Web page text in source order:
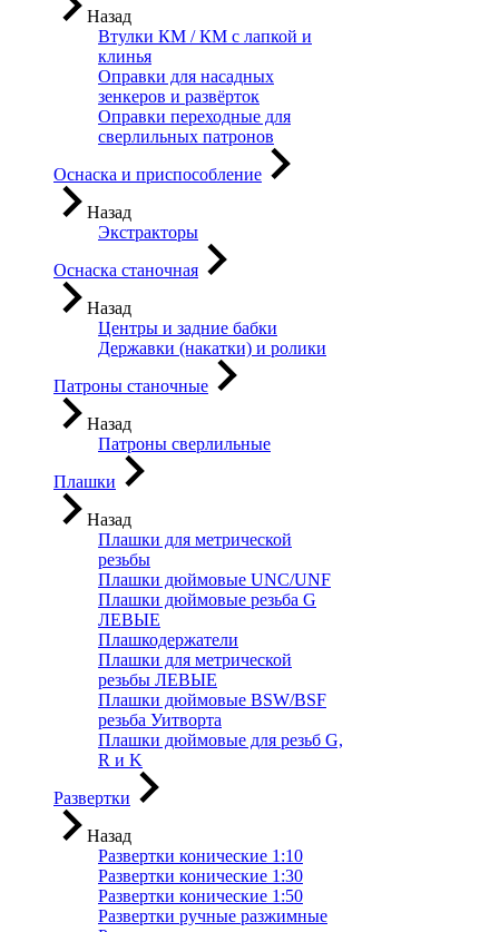
Назад
Втулки КМ / КМ с лапкой и
клинья
Оправки для насадных
зенкеров и развёрток
Оправки переходные для
сверлильных патронов
Оснаска и приспособление
Назад
Экстракторы
Оснаска станочная
Назад
Центры и задние бабки
Державки (накатки) и ролики
Патроны станочные
Назад
Патроны сверлильные
Плашки
Назад
Плашки для метрической
резьбы
Плашки дюймовые UNC/UNF
Плашки дюймовые резьба G
ЛЕВЫЕ
Плашкодержатели
Плашки для метрической
резьбы ЛЕВЫЕ
Плашки дюймовые BSW/BSF
резьба Уитворта
Плашки дюймовые для резьб G,
R и K
Развертки
Назад
Развертки конические 1:10
Развертки конические 1:30
Развертки конические 1:50
Развертки ручные разжимные